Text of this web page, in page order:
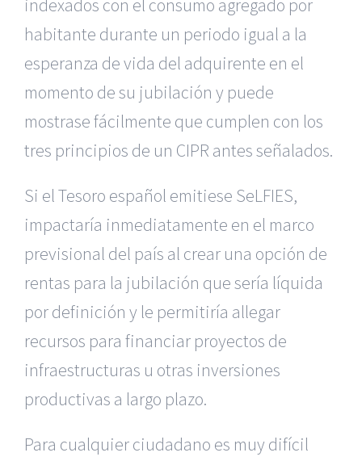
indexados con el consumo agregado por
habitante durante un periodo igual a la
esperanza de vida del adquirente en el
momento de su jubilación y puede
mostrase fácilmente que cumplen con los
tres principios de un CIPR antes señalados.
Si el Tesoro español emitiese SeLFIES,
impactaría inmediatamente en el marco
previsional del país al crear una opción de
rentas para la jubilación que sería líquida
por definición y le permitiría allegar
recursos para financiar proyectos de
infraestructuras u otras inversiones
productivas a largo plazo.
Para cualquier ciudadano es muy difícil